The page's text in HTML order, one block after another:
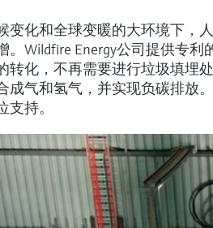
变化和全球变暖的大环境下，
。Wildfire Energy公司提供专
转化，不再需要进行垃圾填埋
成气和氢气，并实现负碳排放
支持。